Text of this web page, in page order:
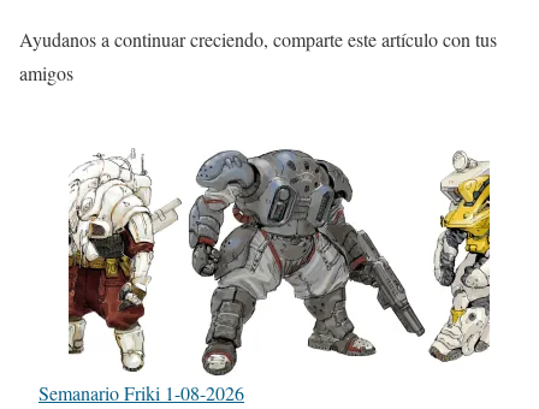
Ayudanos a continuar creciendo, comparte este artículo con tus
amigos
Semanario Friki 1-08-2026